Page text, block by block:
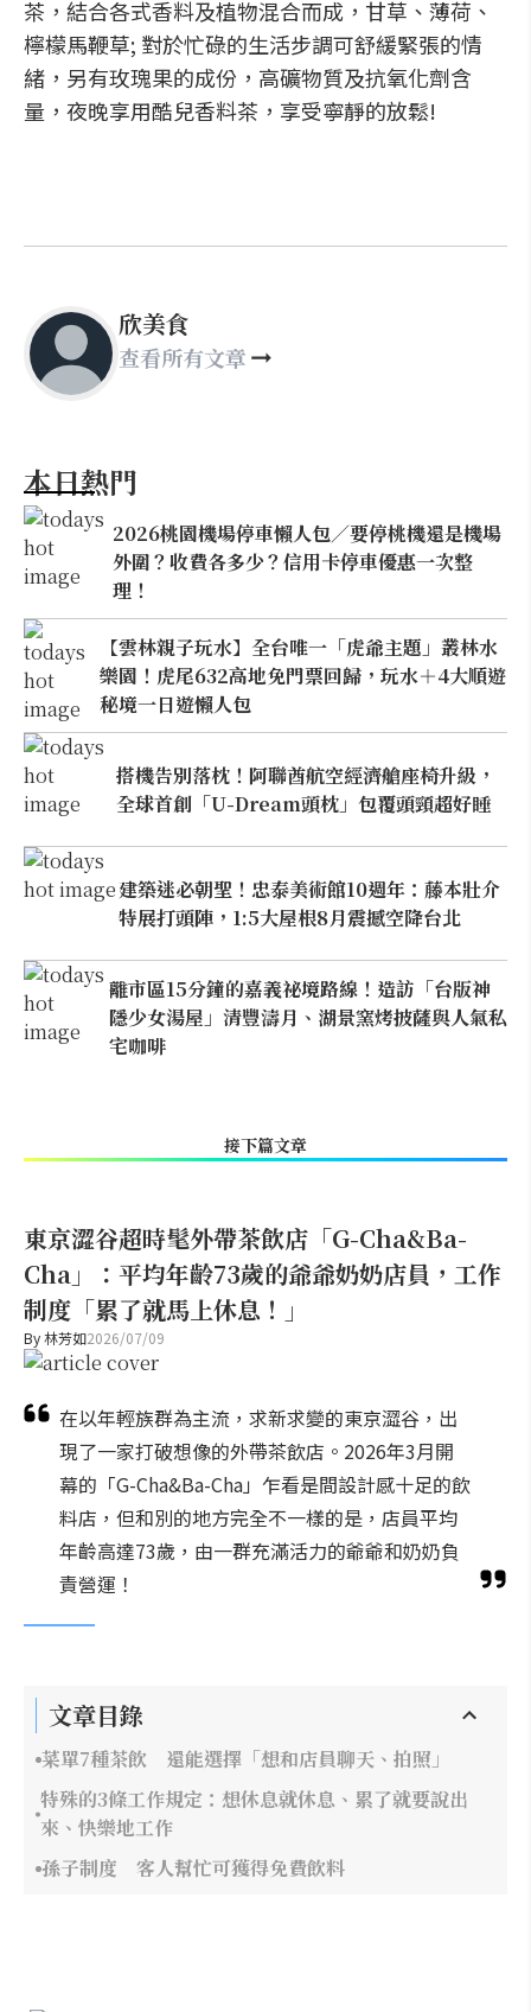
茶，結合各式香料及植物混合而成，甘草、薄荷、
檸檬馬鞭草; 對於忙碌的生活步調可舒緩緊張的情
緒，另有玫瑰果的成份，高礦物質及抗氧化劑含
量，夜晚享用酷兒香料茶，享受寧靜的放鬆!
欣美食
查看所有文章
本日熱門
2026桃園機場停車懶人包／要停桃機還是機場
外圍？收費各多少？信用卡停車優惠一次整
理！
【雲林親子玩水】全台唯一「虎爺主題」叢林水
樂園！虎尾632高地免門票回歸，玩水＋4大順遊
秘境一日遊懶人包
搭機告別落枕！阿聯酋航空經濟艙座椅升級，
全球首創「U-Dream頭枕」包覆頭頸超好睡
建築迷必朝聖！忠泰美術館10週年：藤本壯介
特展打頭陣，1:5大屋根8月震撼空降台北
離市區15分鐘的嘉義祕境路線！造訪「台版神
隱少女湯屋」清豐濤月、湖景窯烤披薩與人氣私
宅咖啡
接下篇文章
東京澀谷超時髦外帶茶飲店「G-Cha&Ba-
Cha」：平均年齡73歲的爺爺奶奶店員，工作
制度「累了就馬上休息！」
By林芳如2026/07/09
在以年輕族群為主流，求新求變的東京澀谷，出
現了一家打破想像的外帶茶飲店。2026年3月開
幕的「G-Cha&Ba-Cha」乍看是間設計感十足的飲
料店，但和別的地方完全不一樣的是，店員平均
年齡高達73歲，由一群充滿活力的爺爺和奶奶負
責營運！
文章目錄
菜單7種茶飲 還能選擇「想和店員聊天、拍照」
特殊的3條工作規定：想休息就休息、累了就要說出
來、快樂地工作
孫子制度 客人幫忙可獲得免費飲料